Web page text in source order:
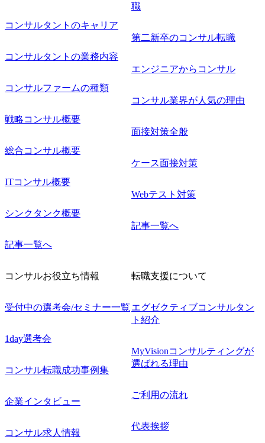
コンサルタントのキャリア
コンサルタントの業務内容
コンサルファームの種類
戦略コンサル概要
総合コンサル概要
ITコンサル概要
シンクタンク概要
記事一覧へ
職
第二新卒のコンサル転職
エンジニアからコンサル
コンサル業界が人気の理由
面接対策全般
ケース面接対策
Webテスト対策
記事一覧へ
コンサルお役立ち情報
受付中の選考会/セミナー一覧
1day選考会
コンサル転職成功事例集
企業インタビュー
コンサル求人情報
転職支援について
エグゼクティブコンサルタン
ト紹介
MyVisionコンサルティングが
選ばれる理由
ご利用の流れ
代表挨拶